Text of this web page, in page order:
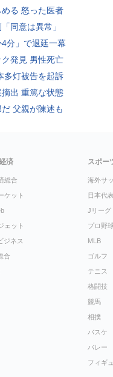
る 怒った医者
同意は異常」
分」で退廷一幕
発見 男性死亡
多灯被告を起訴
出 重篤な状態
父親が陳述も
済
総合
ケット
ェット
ジネス
合
スポー
海外サ
日本代表
Jリーグ
プロ野
MLB
ゴルフ
テニス
格闘技
競馬
相撲
バスケ
バレー
フィギ